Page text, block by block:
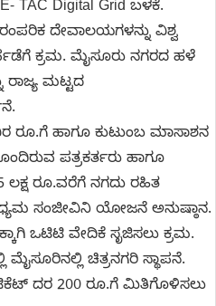
TAC Digital Grid ಬಳಕೆ.
ದೇವಾಲಯಗಳನ್ನು ವಿಶ್ವ
ಕ್ರಮ. ಮೈಸೂರು ನಗರದ ಹಳೆ
ರಾಜ್ಯ ಮಟ್ಟದ
ರೂ.ಗೆ ಹಾಗೂ ಕುಟುಂಬ ಮಾಸಾಶನ
ಪತ್ರಕರ್ತರು ಹಾಗೂ
ರೂ.ವರೆಗೆ ನಗದು ರಹಿತ
ಸಂಜೀವಿನಿ ಯೋಜನೆ ಅನುಷ್ಠಾನ.
ಒಟಿಟಿ ವೇದಿಕೆ ಸೃಜಿಸಲು ಕ್ರಮ.
ಚಿತ್ರನಗರಿ ಸ್ಥಾಪನೆ.
ದರ 200 ರೂ.ಗೆ ಮಿತಿಗೊಳಿಸಲು